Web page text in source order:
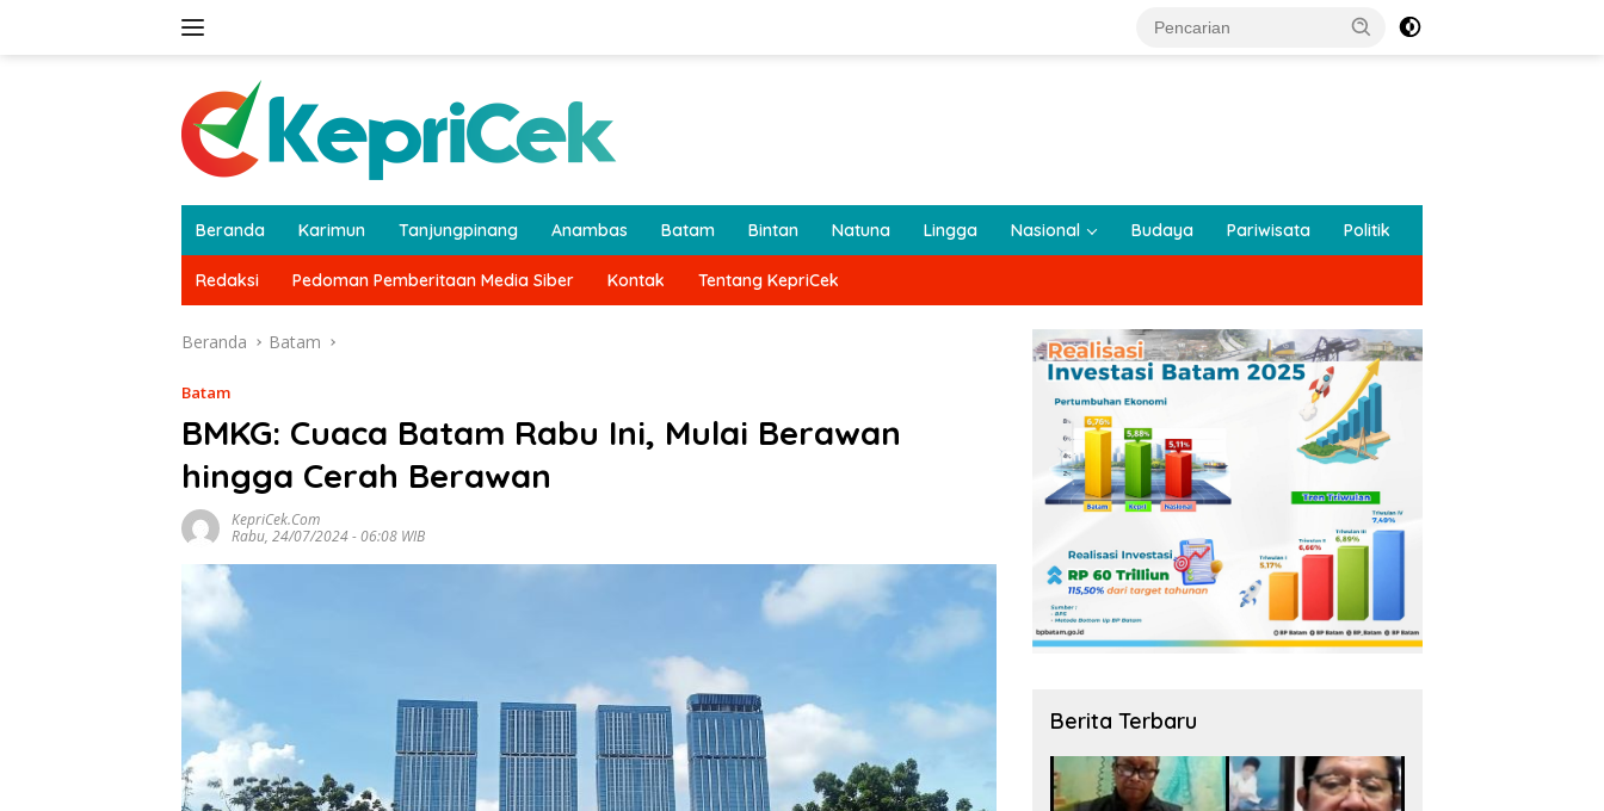
Beranda Karimun Tanjungpinang Anambas Batam Bintan Natuna Lingga Nasional Budaya Pariwisata Politik
Redaksi Pedoman Pemberitaan Media Siber Kontak Tentang KepriCek
Beranda Batam
Batam
BMKG: Cuaca Batam Rabu Ini, Mulai Berawan
hingga Cerah Berawan
KepriCek.com
Rabu, 24/07/2024 - 06:08 WIB
Berita Terbaru